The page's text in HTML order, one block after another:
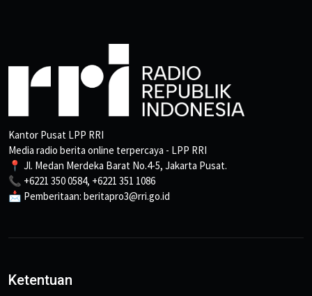
Kantor Pusat LPP RRI
Media radio berita online terpercaya - LPP RRI
📍 Jl. Medan Merdeka Barat No.4-5, Jakarta Pusat.
📞 +6221 350 0584, +6221 351 1086
📩 Pemberitaan: beritapro3@rri.go.id
Ketentuan